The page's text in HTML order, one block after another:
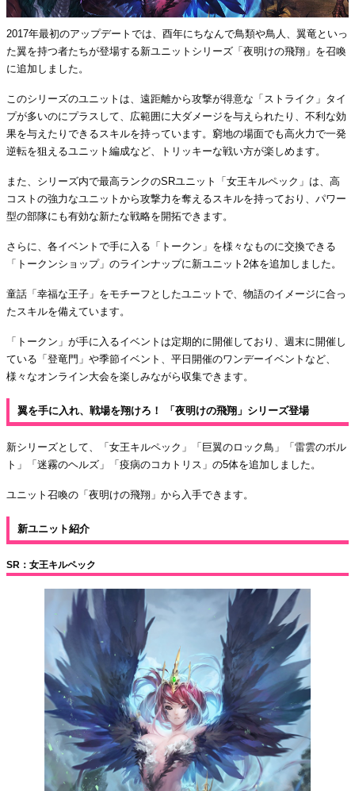
2017年最初のアップデートでは、酉年にちなんで鳥類や鳥人、翼竜といっ
た翼を持つ者たちが登場する新ユニットシリーズ「夜明けの飛翔」を召喚
に追加しました。
このシリーズのユニットは、遠距離から攻撃が得意な「ストライク」タイ
プが多いのにプラスして、広範囲に大ダメージを与えられたり、不利な効
果を与えたりできるスキルを持っています。窮地の場面でも高火力で一発
逆転を狙えるユニット編成など、トリッキーな戦い方が楽しめます。
また、シリーズ内で最高ランクのSRユニット「女王キルペック」は、高
コストの強力なユニットから攻撃力を奪えるスキルを持っており、パワー
型の部隊にも有効な新たな戦略を開拓できます。
さらに、各イベントで手に入る「トークン」を様々なものに交換できる
「トークンショップ」のラインナップに新ユニット2体を追加しました。
童話「幸福な王子」をモチーフとしたユニットで、物語のイメージに合っ
たスキルを備えています。
「トークン」が手に入るイベントは定期的に開催しており、週末に開催し
ている「登竜門」や季節イベント、平日開催のワンデーイベントなど、
様々なオンライン大会を楽しみながら収集できます。
翼を手に入れ、戦場を翔けろ！ 「夜明けの飛翔」シリーズ登場
新シリーズとして、「女王キルペック」「巨翼のロック鳥」「雷雲のボル
ト」「迷霧のヘルズ」「疫病のコカトリス」の5体を追加しました。
ユニット召喚の「夜明けの飛翔」から入手できます。
新ユニット紹介
SR：女王キルペック